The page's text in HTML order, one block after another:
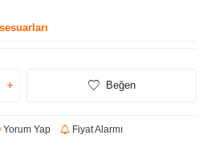
Beğen
Yorum Yap Fiyat Alarmı